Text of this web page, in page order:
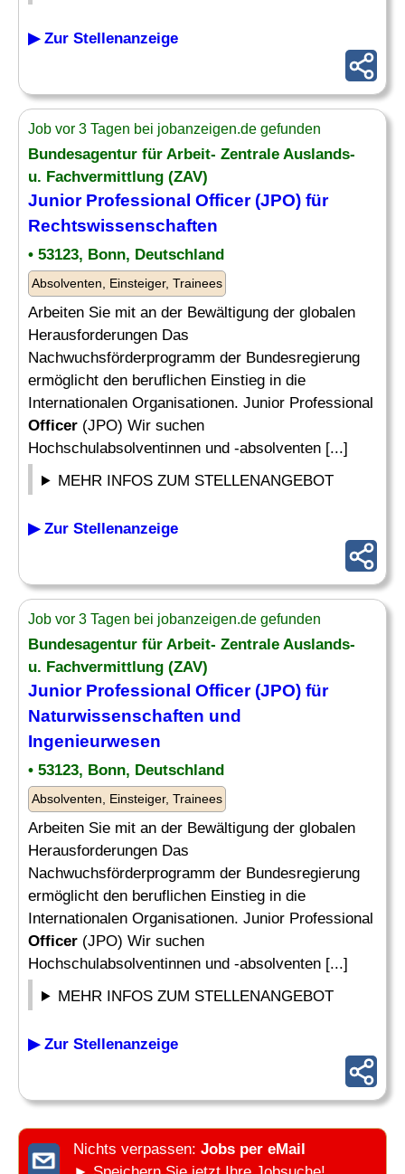
▶ Zur Stellenanzeige
Job vor 3 Tagen bei jobanzeigen.de gefunden
Bundesagentur für Arbeit- Zentrale Auslands-
u. Fachvermittlung (ZAV)
Junior Professional Officer(JPO) für
Rechtswissenschaften
• 53123, Bonn, Deutschland
Absolventen, Einsteiger, Trainees
Arbeiten Sie mit an der Bewältigung der globalen
Herausforderungen Das
Nachwuchsförderprogramm der Bundesregierung
ermöglicht den beruflichen Einstieg in die
Internationalen Organisationen. Junior Professional
Officer (JPO) Wir suchen
Hochschulabsolventinnen und -absolventen [...]
MEHR INFOS ZUM STELLENANGEBOT
▶ Zur Stellenanzeige
Job vor 3 Tagen bei jobanzeigen.de gefunden
Bundesagentur für Arbeit- Zentrale Auslands-
u. Fachvermittlung (ZAV)
Junior Professional Officer(JPO) für
Naturwissenschaften und
Ingenieurwesen
• 53123, Bonn, Deutschland
Absolventen, Einsteiger, Trainees
Arbeiten Sie mit an der Bewältigung der globalen
Herausforderungen Das
Nachwuchsförderprogramm der Bundesregierung
ermöglicht den beruflichen Einstieg in die
Internationalen Organisationen. Junior Professional
Officer (JPO) Wir suchen
Hochschulabsolventinnen und -absolventen [...]
MEHR INFOS ZUM STELLENANGEBOT
▶ Zur Stellenanzeige
Nichts verpassen: Jobs per eMail